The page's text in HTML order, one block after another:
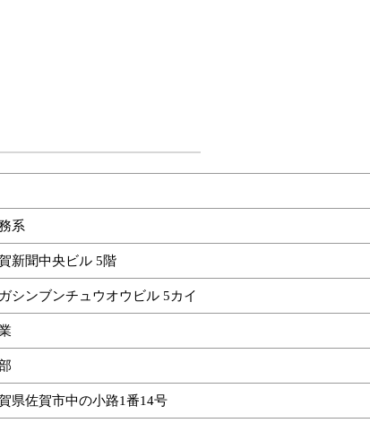
系
新聞中央ビル 5階
シンブンチュウオウビル 5カイ
県佐賀市中の小路1番14号